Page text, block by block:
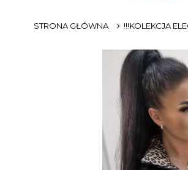
STRONA GŁÓWNA !!!KOLEKCJA